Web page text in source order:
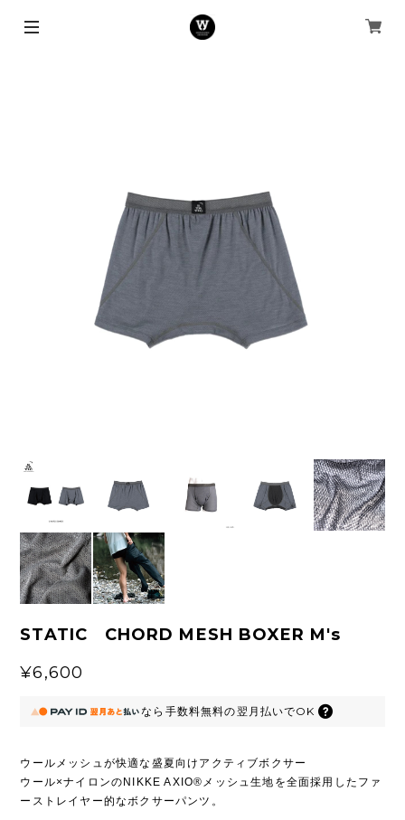
STATIC CHORD MESH BOXER M's
¥6,600
なら 手数料無料の翌月払いでOK
ウールメッシュが快適な盛夏向けアクティブボクサー
ウール×ナイロンのNIKKE AXIO®メッシュ生地を全面採用したファ
ーストレイヤー的なボクサーパンツ。